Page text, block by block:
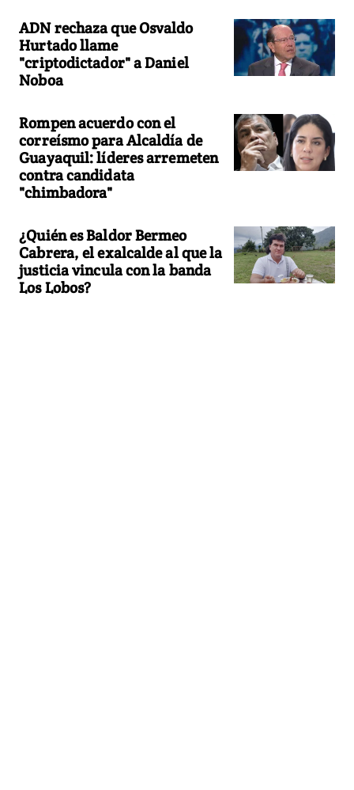
ADN rechaza que Osvaldo
Hurtado llame
"criptodictador" a Daniel
Noboa
Rompen acuerdo con el
correísmo para Alcaldía de
Guayaquil: líderes arremeten
contra candidata
"chimbadora"
¿Quién es Baldor Bermeo
Cabrera, el exalcalde al que la
justicia vincula con la banda
Los Lobos?